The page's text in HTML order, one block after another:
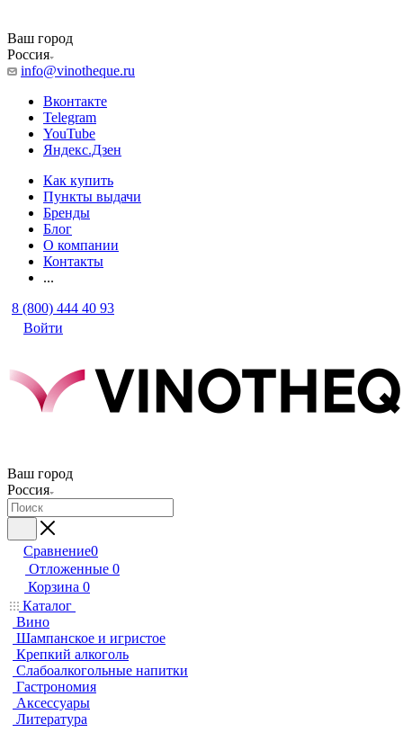
Ваш город
Россия
info@vinotheque.ru
Вконтакте
Telegram
YouTube
Яндекс.Дзен
Как купить
Пункты выдачи
Бренды
Блог
О компании
Контакты
...
8 (800) 444 40 93
Войти
Ваш город
Россия
Сравнение0
Отложенные 0
Корзина 0
Каталог
Вино
Шампанское и игристое
Крепкий алкоголь
Слабоалкогольные напитки
Гастрономия
Аксессуары
Литература